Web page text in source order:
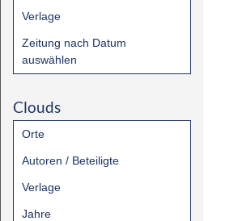
Verlage
Zeitung nach Datum
auswählen
Clouds
Orte
Autoren / Beteiligte
Verlage
Jahre